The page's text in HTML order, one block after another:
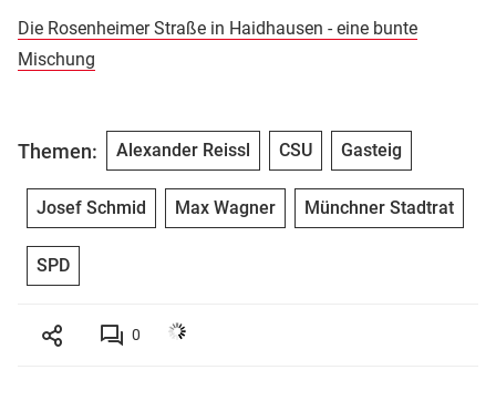
Die Rosenheimer Straße in Haidhausen - eine bunte
Mischung
Themen: Alexander Reissl CSU Gasteig
Josef Schmid Max Wagner Münchner Stadtrat
SPD
0